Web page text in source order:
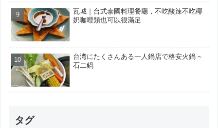
瓦城｜台式泰國料理餐廳，不吃酸辣不吃椰
奶咖哩類也可以很滿足
台湾にたくさんある一人鍋店で格安火鍋 ~
石二鍋
タグ